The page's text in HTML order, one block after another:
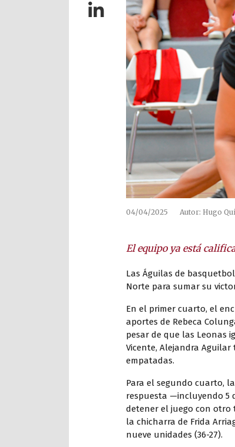
04/04/2025 Autor: Hugo
El equipo ya está
Las Águilas de
Norte para sumar su
En el primer cuarto, el
aportes de Rebeca
pesar de que las Leonas
Vicente, Alejandra
empatadas.
Para el segundo cuarto,
respuesta —incluyendo 5
detener el juego con otro
la chicharra de Frida
nueve unidades (36-27).